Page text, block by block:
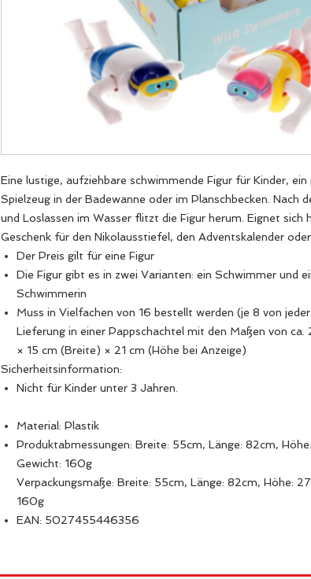
Eine lustige, aufziehbare schwimmende Figur für Kinder,
Spielzeug in der Badewanne oder im Planschbecken. Nach
und Loslassen im Wasser flitzt die Figur herum. Eignet sich
Geschenk für den Nikolausstiefel, den Adventskalender
Der Preis gilt für eine Figur
Die Figur gibt es in zwei Varianten: ein Schwimmer und
Schwimmerin
Muss in Vielfachen von 16 bestellt werden (je 8 von
Lieferung in einer Pappschachtel mit den Maßen von ca.
× 15 cm (Breite) × 21 cm (Höhe bei Anzeige)
Sicherheitsinformation:
Nicht für Kinder unter 3 Jahren.
Material: Plastik
Produktabmessungen: Breite: 55cm, Länge: 82cm,
Gewicht: 160g
Verpackungsmaße: Breite: 55cm, Länge: 82cm, Höhe:
160g
EAN: 5027455446356